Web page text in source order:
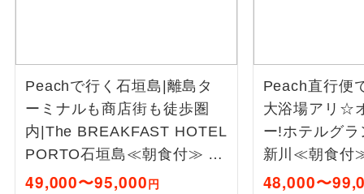
Peachで行く石垣島|離島タ
ーミナルも商店街も徒歩圏
内|The BREAKFAST HOTEL
PORTO石垣島≪朝食付≫ 4
泊5日
49,000〜95,000円
Peach直行便
大浴場アリ☆
ー!ホテルグ
新川≪朝食付
48,000〜